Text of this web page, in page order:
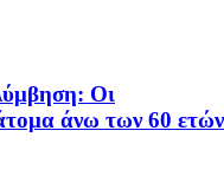
Οι
άνω των 60 ετών